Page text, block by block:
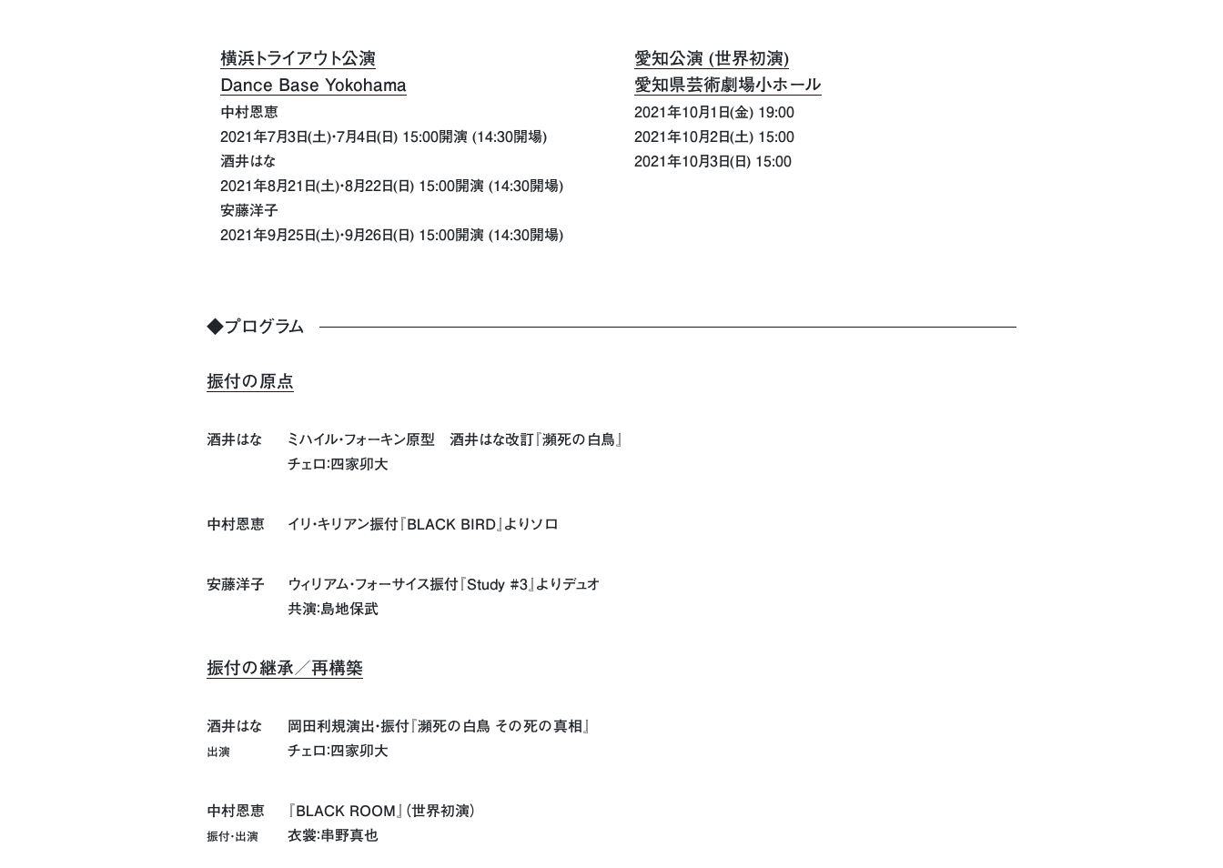
横浜トライアウト公演
Dance Base Yokohama
中村恩恵
2021年7月3日(土)・7月4日(日) 15:00開演 (14:30開場)
酒井はな
2021年8月21日(土)・8月22日(日) 15:00開演 (14:30開場)
安藤洋子
2021年9月25日(土)・9月26日(日) 15:00開演 (14:30開場)
愛知公演 (世界初演)
愛知県芸術劇場小ホール
2021年10月1日(金) 19:00
2021年10月2日(土) 15:00
2021年10月3日(日) 15:00
◆プログラム
振付の原点
酒井はな
ミハイル・フォーキン原型 酒井はな改訂『瀕死の白鳥』
チェロ：四家卯大
中村恩恵 イリ・キリアン振付『BLACK BIRD』よりソロ
安藤洋子
ウィリアム・フォーサイス振付『Study #3』よりデュオ
共演：島地保武
振付の継承／再構築
酒井はな
出演
岡田利規演出・振付『瀕死の白鳥 その死の真相』
チェロ：四家卯大
中村恩恵
振付・出演
『BLACK ROOM』（世界初演）
衣裳：串野真也